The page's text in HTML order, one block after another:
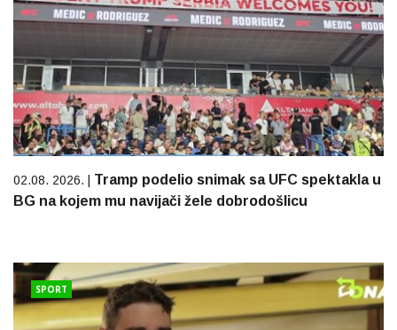
02.08. 2026. | Tramp podelio snimak sa UFC spektakla u
BG na kojem mu navijači žele dobrodošlicu
SPORT